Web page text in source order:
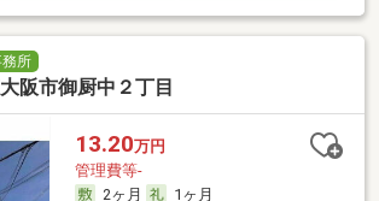
所
阪市御厨中２丁目
13.20万円
管理費等-
2ヶ月
1ヶ月